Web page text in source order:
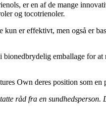
er en af de mange
og tocotrienoler.
er effektivt, men også er
emballage for
Own deres position som
råd fra en sundhedsperson.